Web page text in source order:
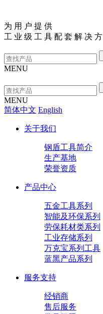
为 用 户 提 供
工 业 级 工 具 配 套 解 决 方
MENU
MENU
简体中文 English
关于我们
钢盾工具简介
生产基地
荣誉资质
产品中心
五金工具系列
智能及环保系列
劳保耗材类系列
工业存储系列
万克宝系列工具
蓝黑产品系列
服务支持
经销商
售后服务